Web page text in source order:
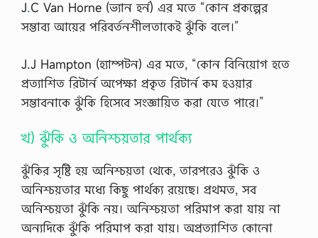
J.C Van Horne (ভ্যান হর্ন) এর মতে “কোন প্রকল্পের
সম্ভাব্য আয়ের পরিবর্তনশীলতাকেই ঝুঁকি বলে।”
J.J Hampton (হ্যাম্পটন) এর মতে, “কোন বিনিয়োগ হতে
প্রত্যাশিত রিটার্ন অপেক্ষা প্রকৃত রিটার্ন কম হওয়ার
সম্ভাবনাকে ঝুঁকি হিসেবে সংজ্ঞায়িত করা যেতে পারে।”
খ) ঝুঁকি ও অনিশ্চয়তার পার্থক্য
ঝুঁকির সৃষ্টি হয় অনিশ্চয়তা থেকে, তারপরেও ঝুঁকি ও
অনিশ্চয়তার মধ্যে কিছু পার্থক্য রয়েছে। প্রথমত, সব
অনিশ্চয়তা ঝুঁকি নয়। অনিশ্চয়তা পরিমাপ করা যায় না
অন্যদিকে ঝুঁকি পরিমাপ করা যায়। অপ্রত্যাশিত কোনো